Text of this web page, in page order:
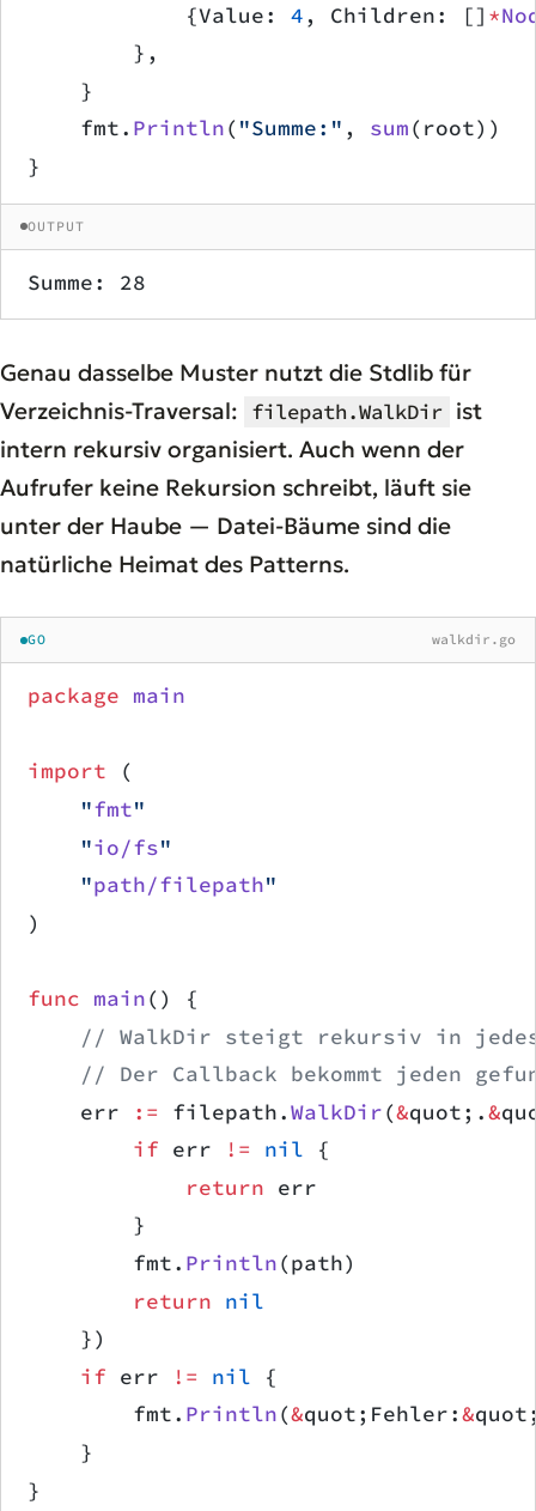
            {Value:
4, Children: [] *
        },
    }
    fmt.
Println( "Summe:" , sum(root))
}
OUTPUT
Summe: 28
Genau dasselbe Muster nutzt die Stdlib für
Verzeichnis-Traversal: filepath.WalkDir ist
intern rekursiv organisiert. Auch wenn der
Aufrufer keine Rekursion schreibt, läuft sie
unter der Haube — Datei-Bäume sind die
natürliche Heimat des Patterns.
GO walkdir.go
package main
import (
    "
fmt"
    "
io/fs"
    "
path/filepath"
)
func main() {
// WalkDir steigt rekursiv in
// Der Callback bekommt jeden
    err
:= filepath.WalkDir(&quot;.&
        if
err != nil {
            return
err
        }
        fmt.
Println(path)
        return
nil
    })
    if
err != nil {
        fmt.
Println(&quot;Fehler:&
    }
}